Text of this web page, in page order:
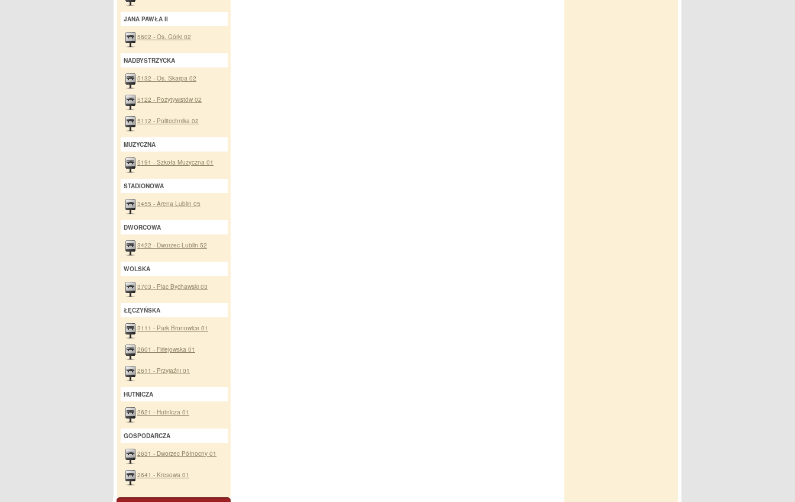
JANA PAWŁA II
5602 - Os. Górki 02
NADBYSTRZYCKA
5132 - Os. Skarpa 02
5122 - Pozytywistów 02
5112 - Politechnika 02
MUZYCZNA
5191 - Szkoła Muzyczna 01
STADIONOWA
3455 - Arena Lublin 05
DWORCOWA
3422 - Dworzec Lublin 52
WOLSKA
3703 - Plac Bychawski 03
ŁĘCZYŃSKA
3111 - Park Bronowice 01
2601 - Firlejowska 01
2611 - Przyjaźni 01
HUTNICZA
2621 - Hutnicza 01
GOSPODARCZA
2631 - Dworzec Północny 01
2641 - Kresowa 01